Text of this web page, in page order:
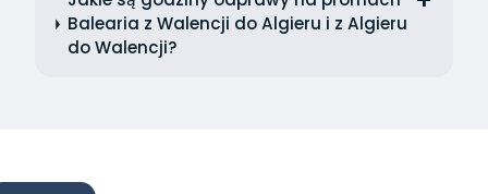
Balearia z Walencji do Algieru i z Algieru
do Walencji?